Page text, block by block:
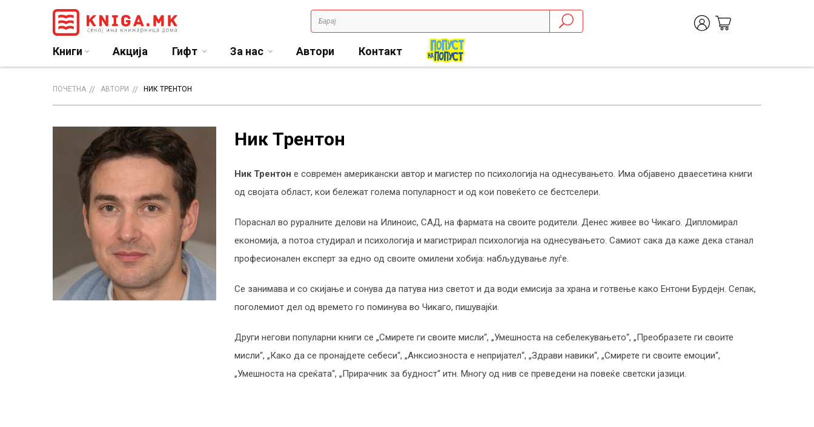
Книги Акција Гифт За нас Автори Контакт
ПОЧЕТНА АВТОРИ НИК ТРЕНТОН
Ник Трентон
Ник Трентон е современ американски автор и магистер по психологија на однесувањето. Има објавено дваесетина книги
од својата област, кои бележат голема популарност и од кои повеќето се бестселери.
Пораснал во руралните делови на Илиноис, САД, на фармата на своите родители. Денес живее во Чикаго. Дипломирал
економија, а потоа студирал и психологија и магистрирал психологија на однесувањето. Самиот сака да каже дека станал
професионален експерт за едно од своите омилени хобија: набљудување луѓе.
Се занимава и со скијање и сонува да патува низ светот и да води емисија за храна и готвење како Ентони Бурдејн. Сепак,
поголемиот дел од времето го поминува во Чикаго, пишувајќи.
Други негови популарни книги се „Смирете ги своите мисли“, „Умешноста на себелекувањето“, „Преобразете ги своите
мисли“, „Како да се пронајдете себеси“, „Анксиозноста е непријател“, „Здрави навики“, „Смирете ги своите емоции“,
„Умешноста на среќата“, „Прирачник за будност“ итн. Многу од нив се преведени на повеќе светски јазици.